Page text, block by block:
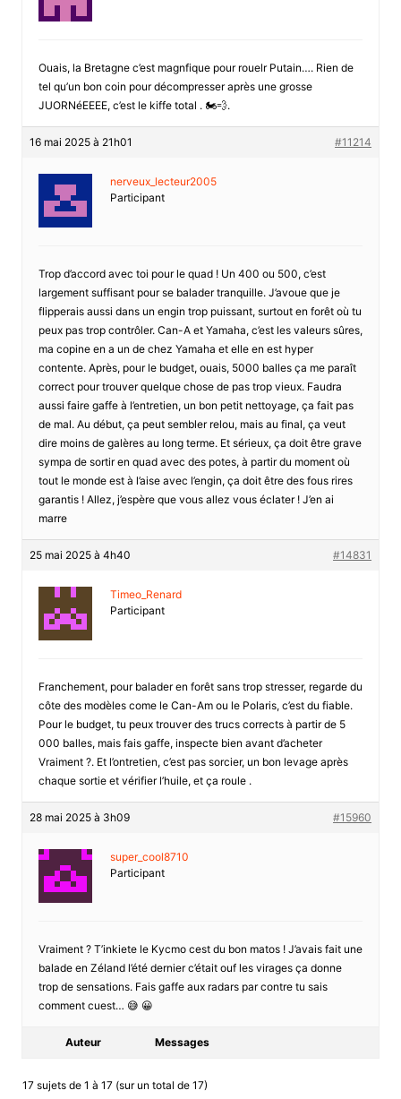
Ouais, la Bretagne c’est magnfique pour rouelr Putain…. Rien de
tel qu’un bon coin pour décompresser après une grosse
JUORNéEEEE, c’est le kiffe total . 🏍️💨.
16 mai 2025 à 21h01 #11214
nerveux_lecteur2005
Participant
Trop d’accord avec toi pour le quad ! Un 400 ou 500, c’est
largement suffisant pour se balader tranquille. J’avoue que je
flipperais aussi dans un engin trop puissant, surtout en forêt où tu
peux pas trop contrôler. Can-A et Yamaha, c’est les valeurs sûres,
ma copine en a un de chez Yamaha et elle en est hyper
contente. Après, pour le budget, ouais, 5000 balles ça me paraît
correct pour trouver quelque chose de pas trop vieux. Faudra
aussi faire gaffe à l’entretien, un bon petit nettoyage, ça fait pas
de mal. Au début, ça peut sembler relou, mais au final, ça veut
dire moins de galères au long terme. Et sérieux, ça doit être grave
sympa de sortir en quad avec des potes, à partir du moment où
tout le monde est à l’aise avec l’engin, ça doit être des fous rires
garantis ! Allez, j’espère que vous allez vous éclater ! J’en ai
marre
25 mai 2025 à 4h40 #14831
Timeo_Renard
Participant
Franchement, pour balader en forêt sans trop stresser, regarde du
côte des modèles come le Can-Am ou le Polaris, c’est du fiable.
Pour le budget, tu peux trouver des trucs corrects à partir de 5
000 balles, mais fais gaffe, inspecte bien avant d’acheter
Vraiment ?. Et l’ontretien, c’est pas sorcier, un bon levage après
chaque sortie et vérifier l’huile, et ça roule .
28 mai 2025 à 3h09 #15960
super_cool8710
Participant
Vraiment ? T’inkiete le Kycmo cest du bon matos ! J’avais fait une
balade en Zéland l’été dernier c’était ouf les virages ça donne
trop de sensations. Fais gaffe aux radars par contre tu sais
comment cuest… 😅 😀
Auteur Messages
17 sujets de 1 à 17 (sur un total de 17)